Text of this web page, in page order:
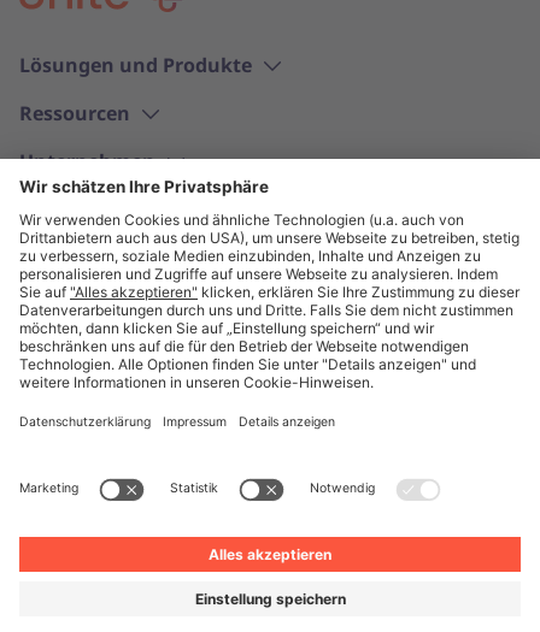
Lösungen und Produkte
Ressourcen
Unternehmen
Deutsch